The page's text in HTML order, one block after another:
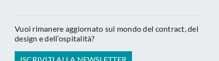
Vuoi rimanere aggiornato sul mondo del contract, del
design e dell’ospitalità?
ISCRIVITI ALLA NEWSLETTER